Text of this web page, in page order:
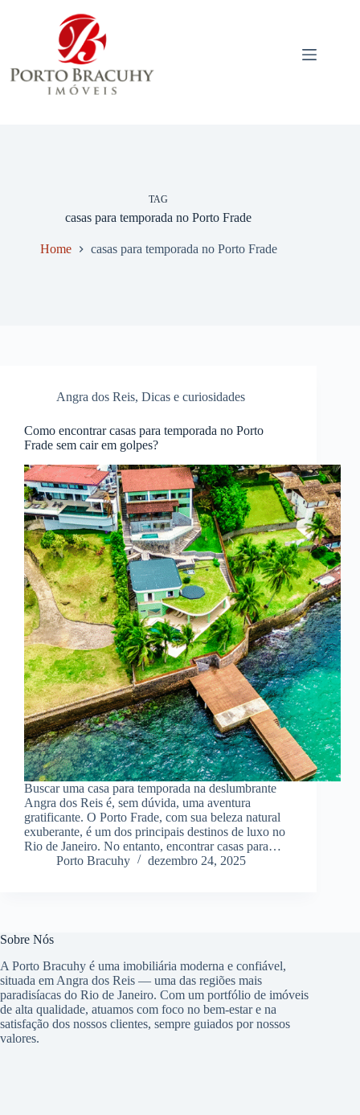
TAG
casas para temporada no Porto Frade
Home casas para temporada no Porto Frade
Angra dos Reis, Dicas e curiosidades
Como encontrar casas para temporada no Porto
Frade sem cair em golpes?
Buscar uma casa para temporada na deslumbrante
Angra dos Reis é, sem dúvida, uma aventura
gratificante. O Porto Frade, com sua beleza natural
exuberante, é um dos principais destinos de luxo no
Rio de Janeiro. No entanto, encontrar casas para…
Porto Bracuhy
dezembro 24, 2025
Sobre Nós
A Porto Bracuhy é uma imobiliária moderna e confiável,
situada em Angra dos Reis — uma das regiões mais
paradisíacas do Rio de Janeiro. Com um portfólio de imóveis
de alta qualidade, atuamos com foco no bem-estar e na
satisfação dos nossos clientes, sempre guiados por nossos
valores.